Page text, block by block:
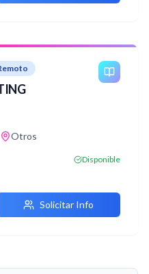
aplicaciones
Otros
Disponible
Solicitar Info